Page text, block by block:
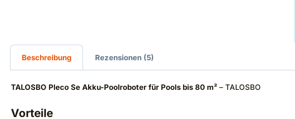
Beschreibung Rezensionen (5)
TALOSBO Pleco Se Akku-Poolroboter für Pools bis 80 m² – TALOSBO
Vorteile